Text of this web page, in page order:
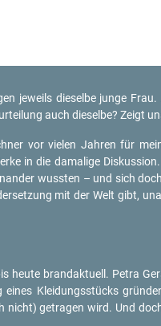
je­weils die­sel­be junge
auch die­sel­be? Zeigt
vor vie­len Jah­ren für
in die da­ma­li­ge
wuss­ten – und sich
mit der Welt gibt,
heute brand­ak­tu­ell. Petra
Klei­dungs­stücks
nicht) ge­tra­gen wird. Und